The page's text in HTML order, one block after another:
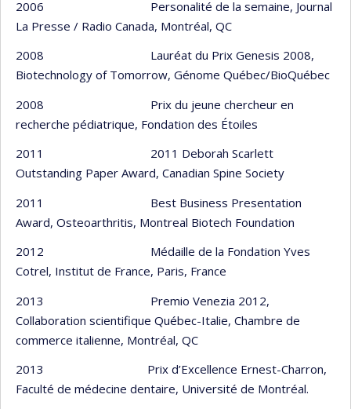
2006 Personalité de la semaine, Journal
La Presse / Radio Canada, Montréal, QC
2008 Lauréat du Prix Genesis 2008,
Biotechnology of Tomorrow, Génome Québec/BioQuébec
2008 Prix du jeune chercheur en
recherche pédiatrique, Fondation des Étoiles
2011 2011 Deborah Scarlett
Outstanding Paper Award, Canadian Spine Society
2011 Best Business Presentation
Award, Osteoarthritis, Montreal Biotech Foundation
2012 Médaille de la Fondation Yves
Cotrel, Institut de France, Paris, France
2013 Premio Venezia 2012,
Collaboration scientifique Québec-Italie, Chambre de
commerce italienne, Montréal, QC
2013 Prix d’Excellence Ernest-Charron,
Faculté de médecine dentaire, Université de Montréal.